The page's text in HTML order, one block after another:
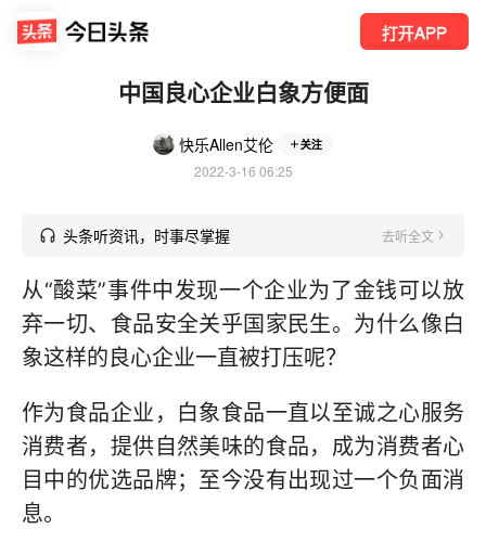
打开APP
中国良心企业白象方便面
快乐Allen艾伦 关注
2022-3-16 06:25
头条听资讯，时事尽掌握 去听全文
从“酸菜”事件中发现一个企业为了金钱可以放
弃一切、食品安全关乎国家民生。为什么像白
象这样的良心企业一直被打压呢？
作为食品企业，白象食品一直以至诚之心服务
消费者，提供自然美味的食品，成为消费者心
目中的优选品牌；至今没有出现过一个负面消
息。